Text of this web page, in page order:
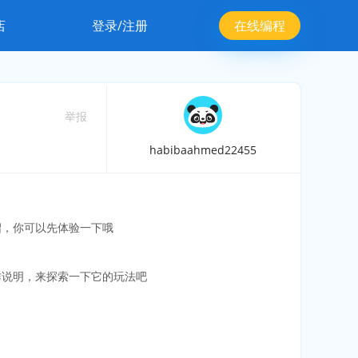
登录/注册 在线编程
举报
habibaahmed22455
你可以先体验一下哦
明，来探索一下它的玩法吧